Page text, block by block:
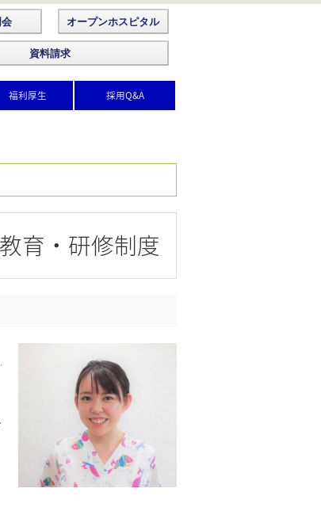
オープンホスピタル
資料請求
福利厚生 採用Q&A
教育・研修制度